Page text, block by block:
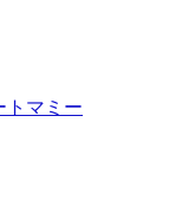
トマミー